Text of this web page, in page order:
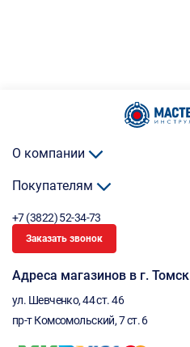
О компании
Покупателям
+7 (3822) 52-34-73
Заказать звонок
Адреса магазинов в г. Томск
ул. Шевченко, 44 ст. 46
пр-т Комсомольский, 7 ст. 6